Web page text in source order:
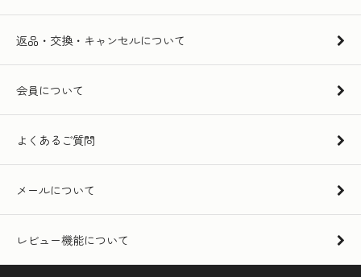
返品・交換・キャンセルについて
会員について
よくあるご質問
メールについて
レビュー機能について